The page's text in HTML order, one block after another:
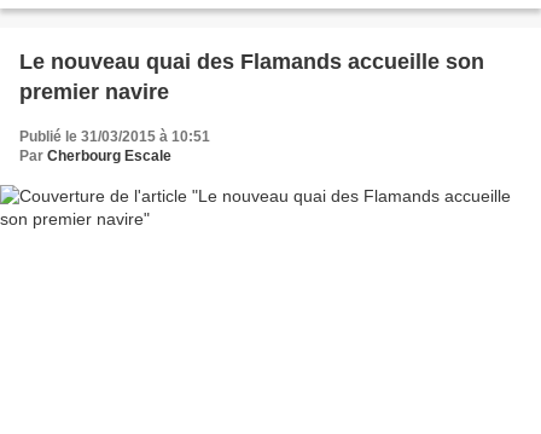
Le nouveau quai des Flamands accueille son
premier navire
Publié le 31/03/2015 à 10:51
Par Cherbourg Escale